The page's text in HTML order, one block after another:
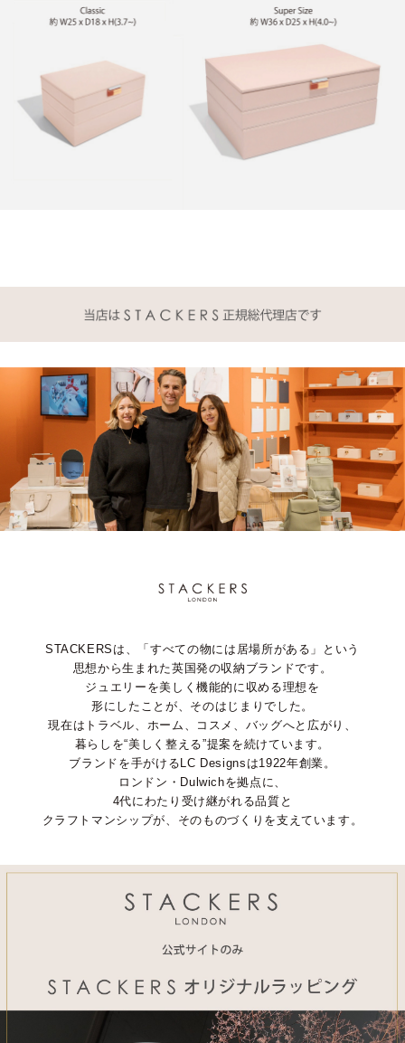
STACKERSは、「すべての物には居場所がある」という
思想から生まれた英国発の収納ブランドです。
ジュエリーを美しく機能的に収める理想を
形にしたことが、そのはじまりでした。
現在はトラベル、ホーム、コスメ、バッグへと広がり、
暮らしを“美しく整える”提案を続けています。
ブランドを手がけるLC Designsは1922年創業。
ロンドン・Dulwichを拠点に、
4代にわたり受け継がれる品質と
クラフトマンシップが、そのものづくりを支えています。